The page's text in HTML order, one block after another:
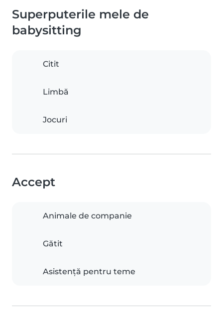
Superputerile mele de
babysitting
Citit
Limbă
Jocuri
Accept
Animale de companie
Gătit
Asistență pentru teme